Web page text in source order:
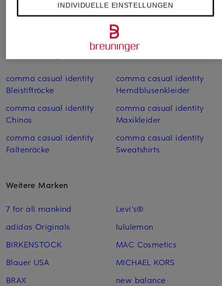
comma casual identity
Bleistiftröcke
comma casual identity
Chinos
comma casual identity
Faltenröcke
comma casual identity
Hemdblusenkleider
comma casual identity
Maxikleider
comma casual identity
Sweatshirts
Weitere Marken
7 for all mankind
adidas Originals
BIRKENSTOCK
Blauer USA
BRAX
Levi's®
lululemon
MAC Cosmetics
MICHAEL KORS
new balance
INDIVIDUELLE EINSTELLUNGEN